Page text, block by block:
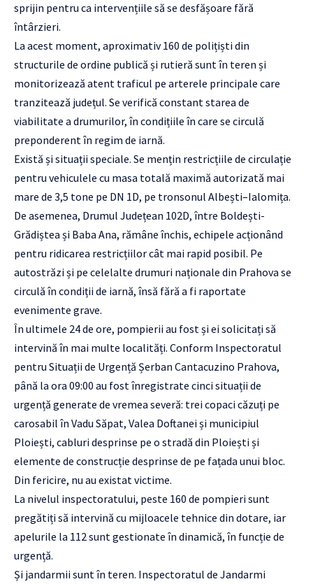
sprijin pentru ca intervențiile să se desfășoare fără
întârzieri.
La acest moment, aproximativ 160 de polițiști din
structurile de ordine publică și rutieră sunt în teren și
monitorizează atent traficul pe arterele principale care
tranzitează județul. Se verifică constant starea de
viabilitate a drumurilor, în condițiile în care se circulă
preponderent în regim de iarnă.
Există și situații speciale. Se mențin restricțiile de circulație
pentru vehiculele cu masa totală maximă autorizată mai
mare de 3,5 tone pe DN 1D, pe tronsonul Albești–Ialomița.
De asemenea, Drumul Județean 102D, între Boldești-
Grădiștea și Baba Ana, rămâne închis, echipele acționând
pentru ridicarea restricțiilor cât mai rapid posibil. Pe
autostrăzi și pe celelalte drumuri naționale din Prahova se
circulă în condiții de iarnă, însă fără a fi raportate
evenimente grave.
În ultimele 24 de ore, pompierii au fost și ei solicitați să
intervină în mai multe localități. Conform Inspectoratul
pentru Situații de Urgență Șerban Cantacuzino Prahova,
până la ora 09:00 au fost înregistrate cinci situații de
urgență generate de vremea severă: trei copaci căzuți pe
carosabil în Vadu Săpat, Valea Doftanei și municipiul
Ploiești, cabluri desprinse pe o stradă din Ploiești și
elemente de construcție desprinse de pe fațada unui bloc.
Din fericire, nu au existat victime.
La nivelul inspectoratului, peste 160 de pompieri sunt
pregătiți să intervină cu mijloacele tehnice din dotare, iar
apelurile la 112 sunt gestionate în dinamică, în funcție de
urgență.
Și jandarmii sunt în teren. Inspectoratul de Jandarmi